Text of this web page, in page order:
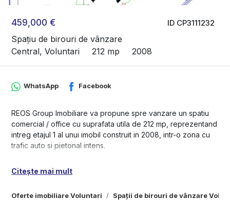
ID CP3111232
459,000 €
Spațiu de birouri de vânzare
Central, Voluntari
212 mp 2008
Oferte imobiliare Voluntari Spații de birouri de vânzare
WhatsApp Facebook
REOS Group Imobiliare va propune spre vanzare un spatiu
comercial / office cu suprafata utila de 212 mp, reprezentand
intreg etajul 1 al unui imobil construit in 2008, intr-o zona cu
trafic auto si pietonal intens.
luminos, bine compartimentat si are inaltime de aproximativ
comerciale sau profesionale.
Citește mai mult